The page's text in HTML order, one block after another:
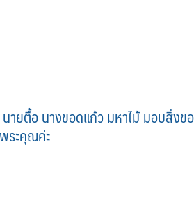
ยตื้อ นางขอดแก้ว มหาไม้ มอบสิ่งข
ระคุณค่ะ